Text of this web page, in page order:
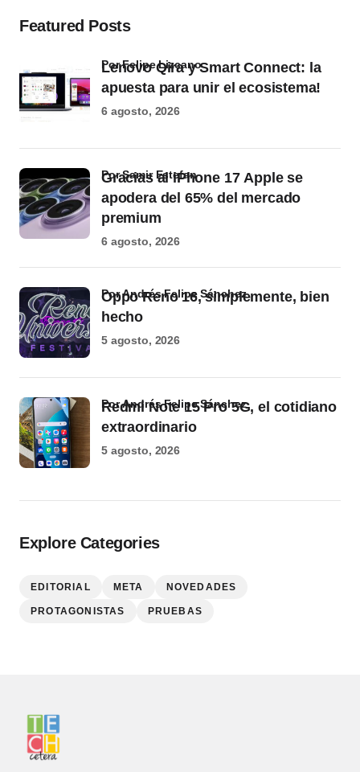
Featured Posts
Lenovo Qira y Smart Connect: la
apuesta para unir el ecosistema!
por Felipe Lizcano
6 agosto, 2026
Gracias al iPhone 17 Apple se
apodera del 65% del mercado
premium
por Samir Estefan
6 agosto, 2026
Oppo Reno 16, simplemente, bien
hecho
por Andrés Felipe Sánchez
5 agosto, 2026
Redmi Note 15 Pro 5G, el cotidiano
extraordinario
por Andrés Felipe Sánchez
5 agosto, 2026
Explore Categories
EDITORIAL META NOVEDADES
PROTAGONISTAS PRUEBAS